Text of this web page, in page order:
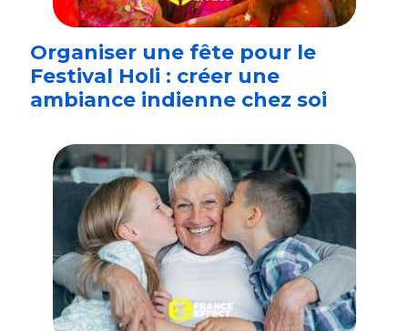
Organiser une fête pour le
Festival Holi : créer une
ambiance indienne chez soi